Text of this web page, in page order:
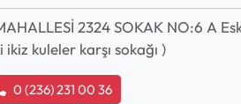
2324 SOKAK NO:6 A
kuleler karşı sokağı )
0 (236) 231 00 36